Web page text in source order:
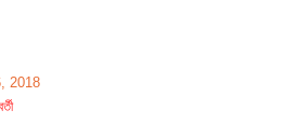
2018